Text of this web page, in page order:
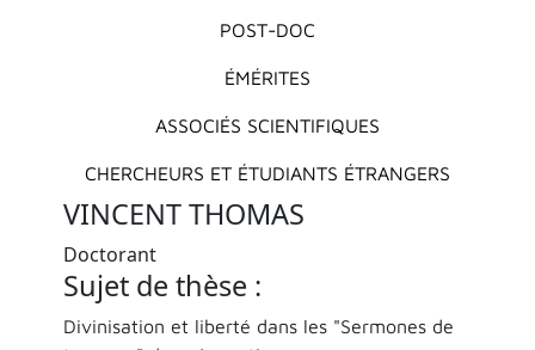
POST-DOC
ÉMÉRITES
ASSOCIÉS SCIENTIFIQUES
CHERCHEURS ET ÉTUDIANTS ÉTRANGERS
VINCENT THOMAS
Doctorant
Sujet de thèse :
Divinisation et liberté dans les "Sermones de